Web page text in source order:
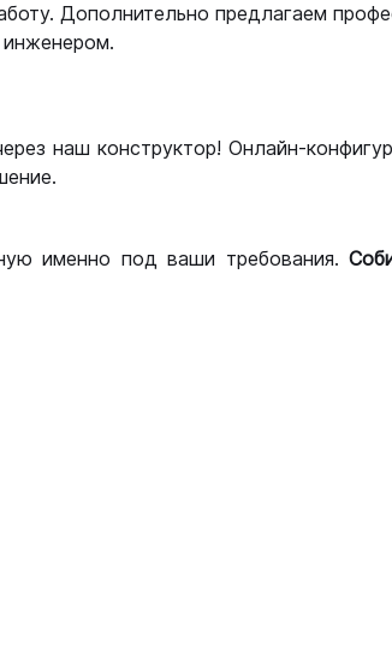
Дополнительно предлагаем
инженером.
наш конструктор! Онлайн-
именно под ваши требования.